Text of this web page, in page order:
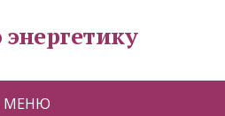
энергетику
МЕНЮ